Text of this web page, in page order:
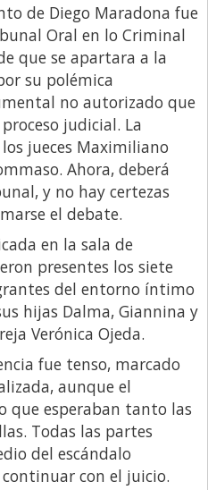
de Diego Maradona fue
Oral en lo Criminal
que se apartara a la
su polémica
no autorizado que
judicial. La
jueces Maximiliano
Ahora, deberá
y no hay certezas
el debate.
en la sala de
presentes los siete
del entorno íntimo
hijas Dalma, Giannina y
Verónica Ojeda.
fue tenso, marcado
aunque el
que esperaban tanto las
Todas las partes
del escándalo
con el juicio.